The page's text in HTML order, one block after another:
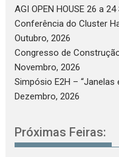
AGI OPEN HOUSE 26 a 24
Conferência do Cluster
Outubro, 2026
Congresso de
Novembro, 2026
Simpósio E2H – “Janelas
Dezembro, 2026
Próximas Feiras: